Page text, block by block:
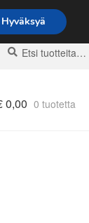
0,00 0 tuotetta
Hyväksyä